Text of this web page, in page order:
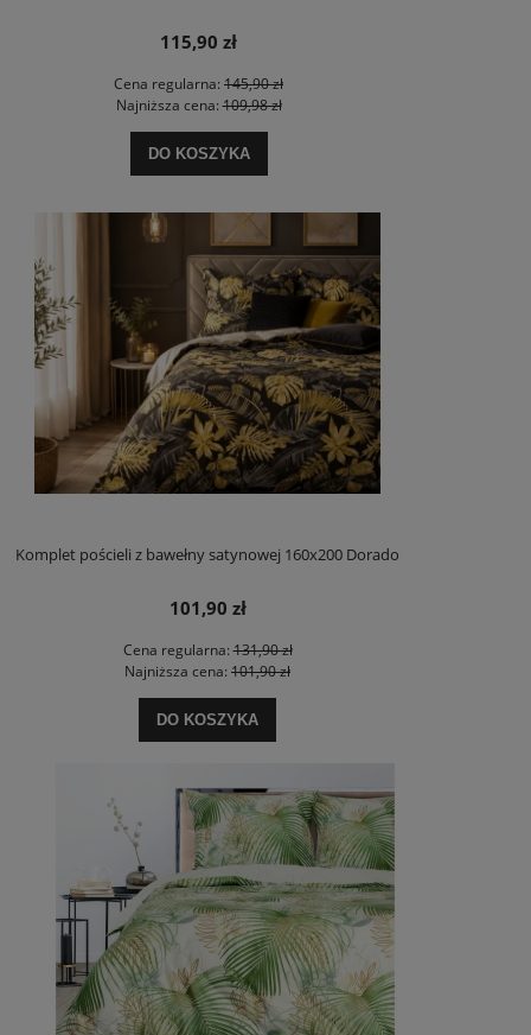
115,90 zł
Cena regularna: 145,90 zł
Najniższa cena:109,98 zł
DO KOSZYKA
Komplet pościeli z bawełny satynowej 160x200 Dorado
101,90 zł
Cena regularna:131,90 zł
Najniższa cena: 101,90 zł
DO KOSZYKA